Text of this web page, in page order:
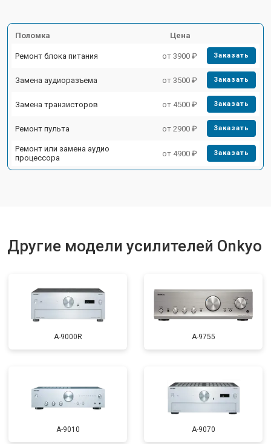
Поломка Цена
Ремонт блока питания от 3900 ₽ Заказать
Замена аудиоразъема от 3500 ₽ Заказать
Замена транзисторов от 4500 ₽ Заказать
Ремонт пульта от 2900 ₽ Заказать
Ремонт или замена аудио
процессора
от 4900 ₽ Заказать
Другие модели усилителей Onkyo
A-9000R A-9755
A-9010 A-9070